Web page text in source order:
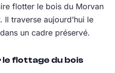
flotter le bois du Morvan
Il traverse aujourd’hui le
un cadre préservé.
flottage du bois